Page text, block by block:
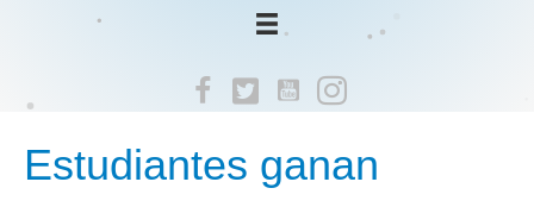
Estudiantes ganan